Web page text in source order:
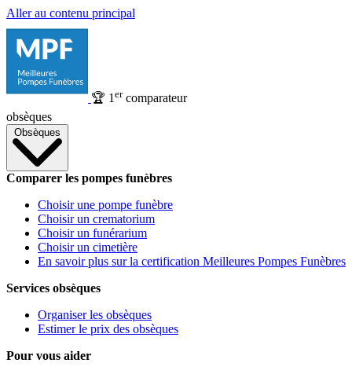
Aller au contenu principal
🏆 1 ercomparateur
obsèques
Obsèques
Comparer les pompes funèbres
Choisir une pompe funèbre
Choisir un crematorium
Choisir un funérarium
Choisir un cimetière
En savoir plus sur la certification Meilleures Pompes Funèbres
Services obsèques
Organiser les obsèques
Estimer le prix des obsèques
Pour vous aider